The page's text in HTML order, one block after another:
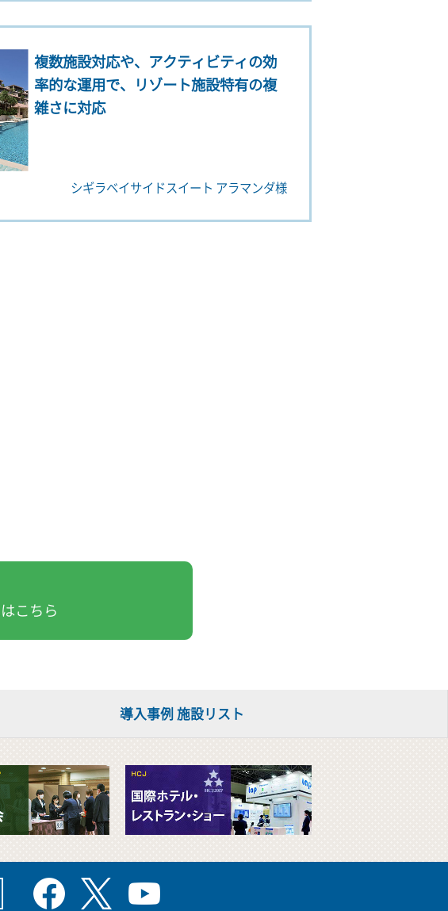
複数施設対応や、アクティビティの効
率的な運用で、リゾート施設特有の複
雑さに対応
シギラベイサイドスイート アラマンダ様
こちら
導入事例 施設リスト